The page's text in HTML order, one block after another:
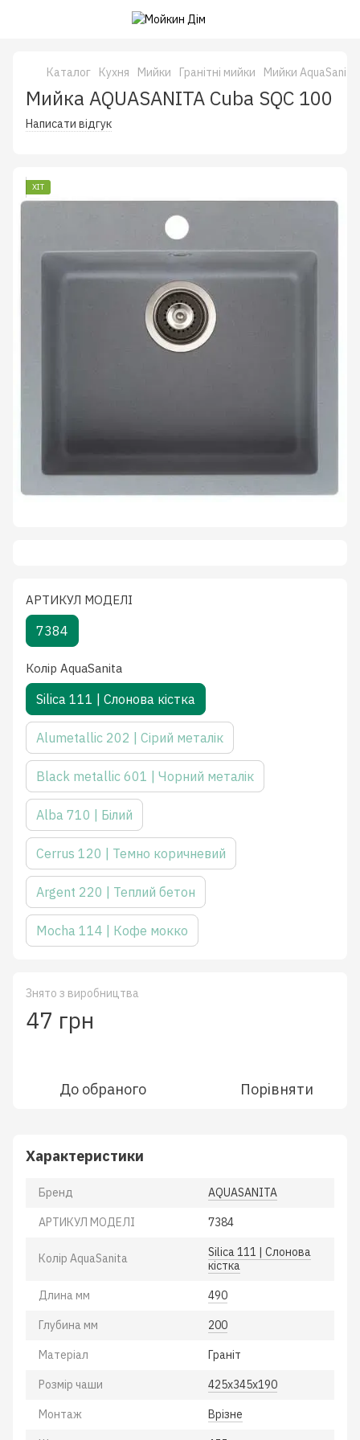
Каталог Кухня Мийки Гранітні мийки Мийки AquaSanita
Мийка AQUASANITA Cuba SQC 100
Написати відгук
ХІТ
АРТИКУЛ МОДЕЛІ
7384
Колiр AquaSanita
Silica 111 | Слонова кістка
Alumetallic 202 | Сірий металік
Black metallic 601 | Чорний металік
Alba 710 | Білий
Cerrus 120 | Темно коричневий
Argent 220 | Теплий бетон
Mocha 114 | Кофе мокко
Знято з виробництва
47 грн
До обраного Порівняти
Характеристики
Бренд AQUASANITA
АРТИКУЛ МОДЕЛІ 7384
Колiр AquaSanita
Silica 111 | Слонова
кістка
Длина мм 490
Глубина мм 200
Матеріал Гранiт
Розмiр чаши 425х345х190
Монтаж Врiзне